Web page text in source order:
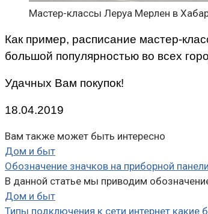
Мастер-классы Леруа Мерлен в
Как пример, расписание мастер-
большой популярностью во всех
Удачных Вам покупок!
18.04.2019
Вам также может быть интересно
Дом и быт
Обозначение значков на приборной
В данной статье мы приводим
Дом и быт
Типы подключения к сети интернет какие